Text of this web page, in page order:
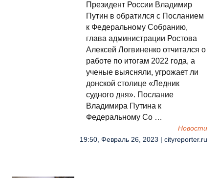
Президент России Владимир
Путин в обратился с Посланием
к Федеральному Собранию,
глава администрации Ростова
Алексей Логвиненко отчитался о
работе по итогам 2022 года, а
ученые выясняли, угрожает ли
донской столице «Ледник
судного дня». Послание
Владимира Путина к
Федеральному Со …
Новости
19:50, Февраль 26, 2023 | cityreporter.ru